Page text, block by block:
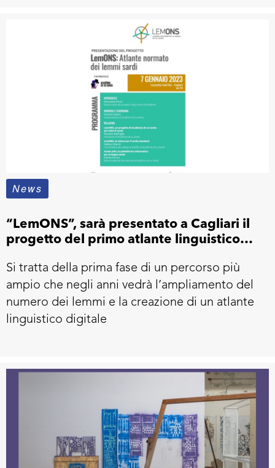
News
“LemONS”, sarà presentato a Cagliari il
progetto del primo atlante linguistico
Si tratta della prima fase di un percorso più
ampio che negli anni vedrà l’ampliamento del
numero dei lemmi e la creazione di un atlante
linguistico digitale